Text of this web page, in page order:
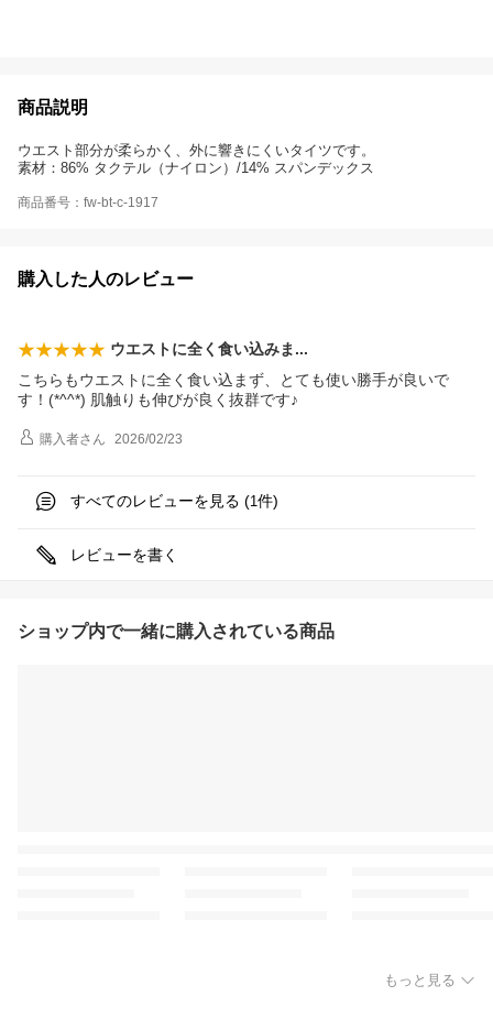
商品説明
ウエスト部分が柔らかく、外に響きにくいタイツです。
素材：86% タクテル（ナイロン）/14% スパンデックス
商品番号：fw-bt-c-1917
購入した人のレビュー
ウエストに全く食い込みま
こちらもウエストに全く食い込まず、とても使い勝手が良いで
す！(*^^*) 肌触りも伸びが良く抜群です♪
購入者さん 2026/02/23
すべてのレビューを見る (1件)
レビューを書く
ショップ内で一緒に購入されている商品
もっと見る